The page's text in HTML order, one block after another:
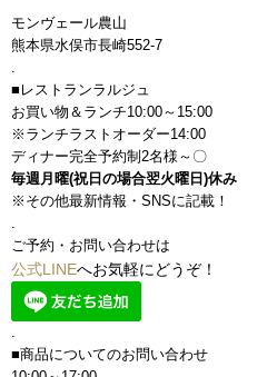
モンヴェール農山
熊本県水俣市長崎552-7
■レストランラルジュ
お買い物＆ランチ10:00～15:00
※ランチラストオーダー14:00
ディナー完全予約制2名様～〇
毎週月曜(祝日の場合翌火曜日)休み
※その他最新情報・SNSに記載！
ご予約・お問い合わせは
公式LINEへお気軽にどうぞ！
.
■商品についてのお問い合わせ